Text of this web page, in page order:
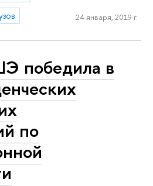
24 января, 2019 г.
победила в
по